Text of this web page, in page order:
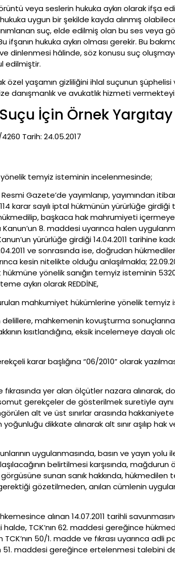
veya seslerin hukuka aykırı olarak ifşa
uygun bir şekilde kayda alınmış
suç, elde edilmiş olan bu ses veya
hukuka aykırı olması gerekir. Bu
hâlinde, söz konusu suç
edilmiştir.
özel yaşamın gizliliğini ihlal suçunun
danışmanlık ve avukatlık hizmeti
İçin Örnek Yargıtay
4260 Tarih: 24.05.2017
temyiz isteminin incelenmesinde;
Gazete’de yayımlanıp, yayımından
karar sayılı iptal hükmünün yürürlüğe girdiği
başkaca hak mahrumiyeti
8. maddesi uyarınca halen
yürürlüğe girdiği 14.04.2011 tarihine
ve sonrasında ise, doğrudan
kesin nitelikte olduğu anlaşılmakla;
yönelik sanığın temyiz isteminin 5320
aykırı olarak REDDİNE,
mahkumiyet hükümlerine yönelik
mahkemenin kovuşturma
kısıtlandığına, eksik incelemeye dayalı
karar başlığına “06/2010” olarak
yer alan ölçütler nazara alınarak,
gerekçeler de gösterilmek suretiyle aynı
alt ve üst sınırlar arasında
yoğunluğu dikkate alınarak alt sınır aşılıp
uygulanmasında, basın ve yayın yolu
belirtilmesi karşısında,
sunan sanık hakkında, hükmedilen
gözetilmeden, anılan cümlenin
alınan 14.07.2011 tarihli
TCK’nın 62. maddesi gereğince
50/1. madde ve fıkrası uyarınca
51. maddesi gereğince ertelenmesi talebini